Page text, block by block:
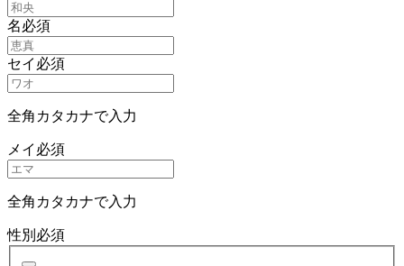
名必須
セイ 必須
全角カタカナで入力
メイ 必須
全角カタカナで入力
性別 必須